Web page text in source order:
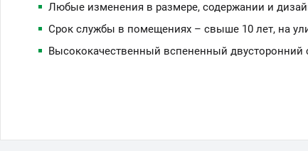
Любые изменения в размере, содержании и
Срок службы в помещениях – свыше 10 лет, на
Высококачественный вспененный двусторонний